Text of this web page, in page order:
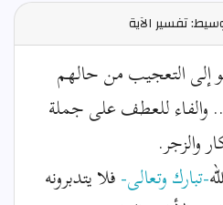
تفسير الآية
إلى التعجيب من حالهم
والفاء للعطف على جملة
والزجر.
-تبارك وتعالى-فلا يتدبرونه